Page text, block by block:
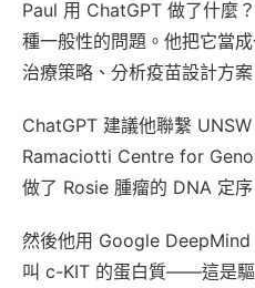
Paul 用 ChatGPT 做了什麼
種一般性的問題。他把它當
治療策略、分析疫苗設計方案
ChatGPT 建議他聯繫
Ramaciotti Centre for
做了 Rosie 腫瘤的 DNA 定序
然後他用 Google
叫 c-KIT 的蛋白質——這是驅